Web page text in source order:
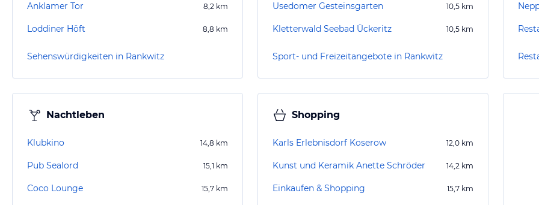
Anklamer Tor 8,2 km
Loddiner Höft 8,8 km
Sehenswürdigkeiten in Rankwitz
Usedomer Gesteinsgarten 10,5 km
Kletterwald Seebad Ückeritz 10,5 km
Sport- und Freizeitangebote in Rankwitz
Nachtleben
Klubkino 14,8 km
Pub Sealord 15,1 km
Coco Lounge 15,7 km
Shopping
Karls Erlebnisdorf Koserow 12,0 km
Kunst und Keramik Anette Schröder 14,2 km
Einkaufen & Shopping 15,7 km